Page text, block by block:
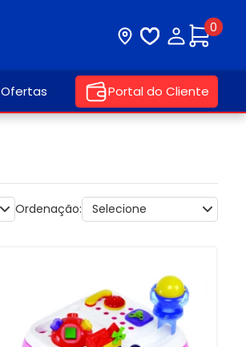
Visite nossa loja
Lista deMinha
0
Ofertas Portal do Cliente
Ordenação: